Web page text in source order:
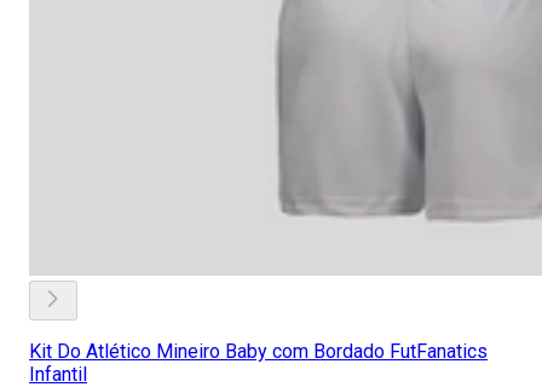
Kit Do Atlético Mineiro Baby com Bordado FutFanatics
Infantil